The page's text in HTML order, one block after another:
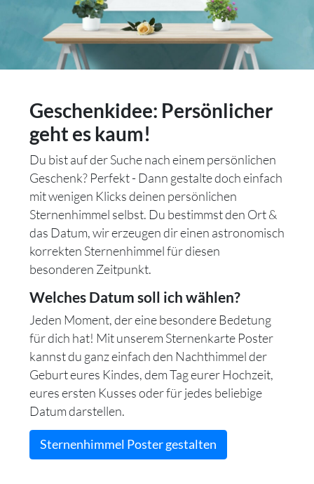
Geschenkidee: Persönlicher
geht es kaum!
Du bist auf der Suche nach einem persönlichen
Geschenk? Perfekt - Dann gestalte doch einfach
mit wenigen Klicks deinen persönlichen
Sternenhimmel selbst. Du bestimmst den Ort &
das Datum, wir erzeugen dir einen astronomisch
korrekten Sternenhimmel für diesen
besonderen Zeitpunkt.
Welches Datum soll ich wählen?
Jeden Moment, der eine besondere Bedetung
für dich hat! Mit unserem Sternenkarte Poster
kannst du ganz einfach den Nachthimmel der
Geburt eures Kindes, dem Tag eurer Hochzeit,
eures ersten Kusses oder für jedes beliebige
Datum darstellen.
Sternenhimmel Poster gestalten